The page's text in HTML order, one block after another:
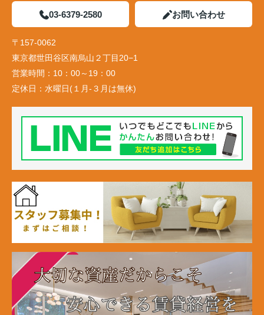
03-6379-2580 お問い合わせ
〒157-0062
東京都世田谷区南烏山２丁目20−1
営業時間： 10：00～19：00
定休日： 水曜日(１月-３月は無休)